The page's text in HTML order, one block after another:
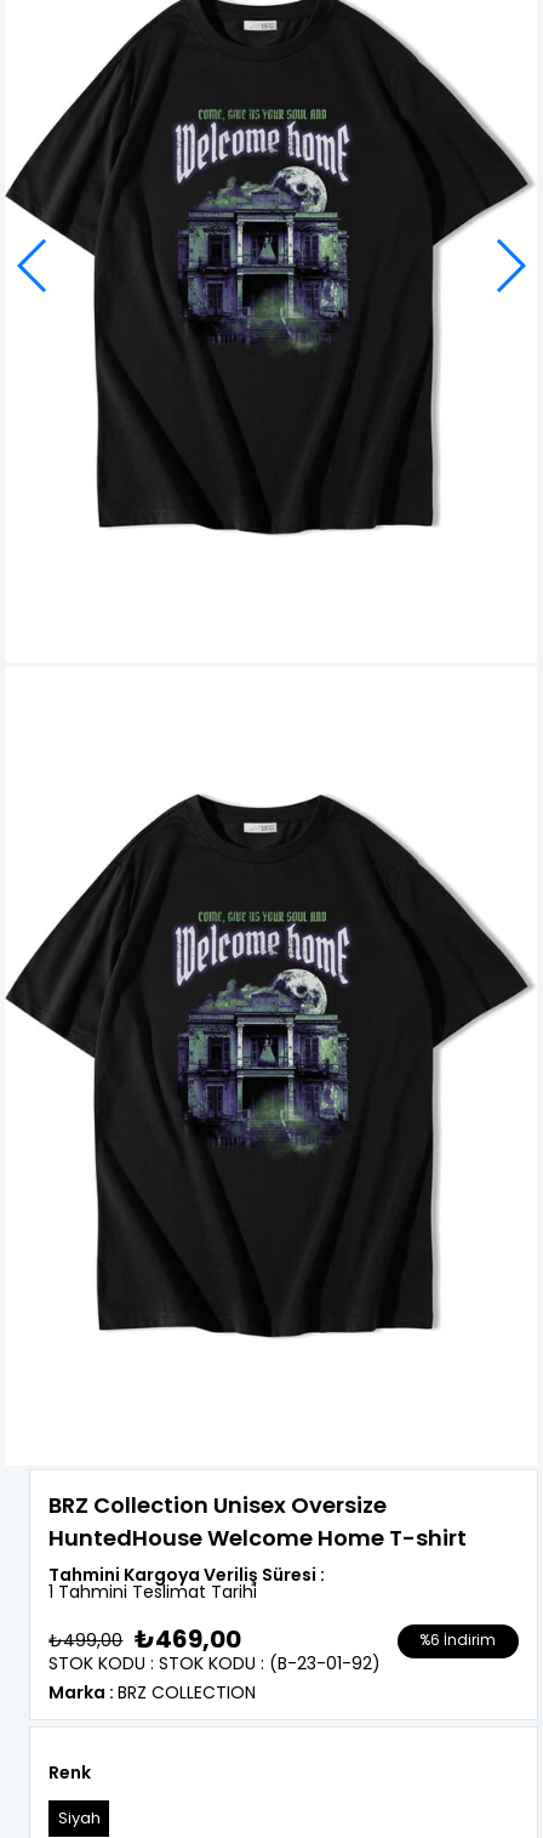
BRZ Collection Unisex Oversize
HuntedHouse Welcome Home T-shirt
Tahmini Kargoya Veriliş Süresi :
1 Tahmini Teslimat Tarihi
₺499,00 ₺469,00 %6 İndirim
(B-23-01-92)
STOK KODU
STOK KODU
Marka : BRZ COLLECTION
Renk
Siyah